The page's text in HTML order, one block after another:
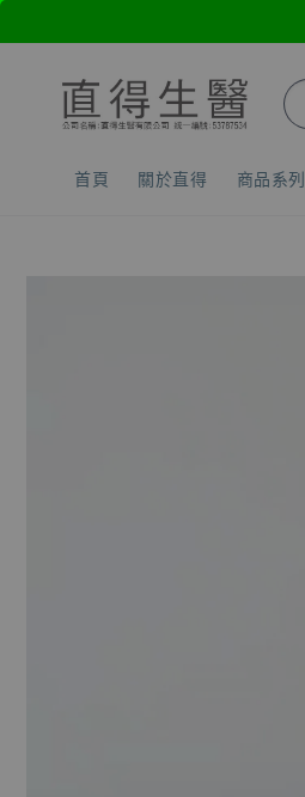
首頁 關於直得 商品系列